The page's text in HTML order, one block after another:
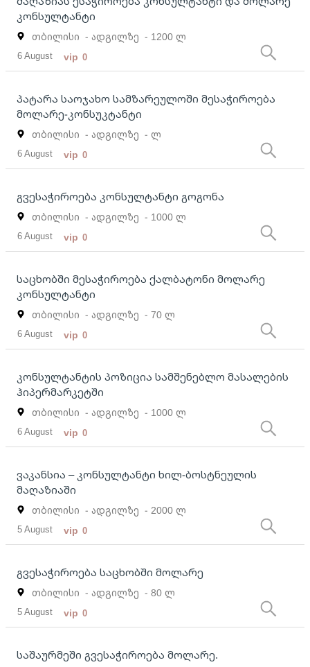
კონსულტანტი
თბილისი - ადგილზე - 1200 ლ
6 August vip 0
პატარა საოჯახო სამზარეულოში მესაჭიროება
მოლარე-კონსუკტანტი
თბილისი - ადგილზე - ლ
6 August vip 0
გვესაჭიროება კონსულტანტი გოგონა
თბილისი - ადგილზე - 1000 ლ
6 August vip 0
საცხობში მესაჭიროება ქალბატონი მოლარე
კონსულტანტი
თბილისი - ადგილზე - 70 ლ
6 August vip 0
კონსულტანტის პოზიცია სამშენებლო მასალების
ჰიპერმარკეტში
თბილისი - ადგილზე - 1000 ლ
6 August vip 0
ვაკანსია – კონსულტანტი ხილ-ბოსტნეულის
მაღაზიაში
თბილისი - ადგილზე - 2000 ლ
5 August vip 0
გვესაჭიროება საცხობში მოლარე
თბილისი - ადგილზე - 80 ლ
5 August vip 0
საშაურმეში გვესაჭიროება მოლარე.